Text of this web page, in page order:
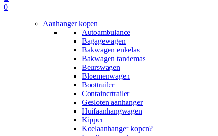
0
Aanhanger kopen
Autoambulance
Bagagewagen
Bakwagen enkelas
Bakwagen tandemas
Beurswagen
Bloemenwagen
Boottrailer
Containertrailer
Gesloten aanhanger
Huifaanhangwagen
Kipper
Koelaanhanger kopen?